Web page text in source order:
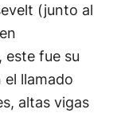
(junto al
este fue su
llamado
altas vigas